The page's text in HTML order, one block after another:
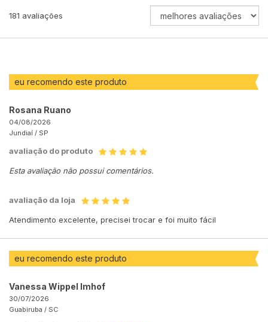
181 avaliações
ORDENAR
eu recomendo este produto
Rosana Ruano
04/08/2026
Jundiaí / SP
avaliação do produto
Esta avaliação não possui comentários.
avaliação da loja
Atendimento excelente, precisei trocar e foi muito fácil
eu recomendo este produto
Vanessa Wippel Imhof
30/07/2026
Guabiruba / SC